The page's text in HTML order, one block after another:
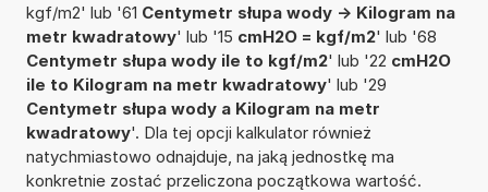
kgf/m2' lub '61 Centymetr słupa wody -> Kilogram na
metr kwadratowy' lub '15 cmH2O = kgf/m2' lub '68
Centymetr słupa wody ile to kgf/m2' lub '22 cmH2O
ile to Kilogram na metr kwadratowy' lub '29
Centymetr słupa wody a Kilogram na metr
kwadratowy'. Dla tej opcji kalkulator również
natychmiastowo odnajduje, na jaką jednostkę ma
konkretnie zostać przeliczona początkowa wartość.